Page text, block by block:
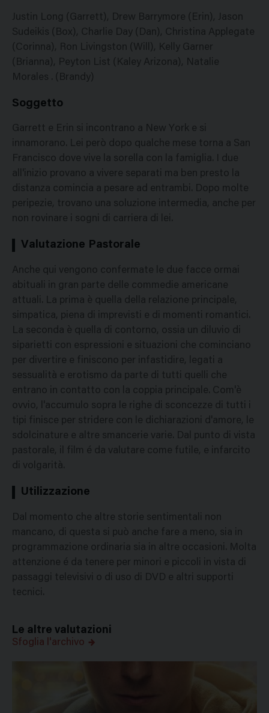
Justin Long (Garrett), Drew Barrymore (Erin), Jason
Sudeikis (Box), Charlie Day (Dan), Christina Applegate
(Corinna), Ron Livingston (Will), Kelly Garner
(Brianna), Peyton List (Kaley Arizona), Natalie
Morales . (Brandy)
Soggetto
Garrett e Erin si incontrano a New York e si
innamorano. Lei però dopo qualche mese torna a San
Francisco dove vive la sorella con la famiglia. I due
all'inizio provano a vivere separati ma ben presto la
distanza comincia a pesare ad entrambi. Dopo molte
peripezie, trovano una soluzione intermedia, anche per
non rovinare i sogni di carriera di lei.
Valutazione Pastorale
Anche qui vengono confermate le due facce ormai
abituali in gran parte delle commedie americane
attuali. La prima è quella della relazione principale,
simpatica, piena di imprevisti e di momenti romantici.
La seconda è quella di contorno, ossia un diluvio di
siparietti con espressioni e situazioni che cominciano
per divertire e finiscono per infastidire, legati a
sessualità e erotismo da parte di tutti quelli che
entrano in contatto con la coppia principale. Com'è
ovvio, l'accumulo sopra le righe di sconcezze di tutti i
tipi finisce per stridere con le dichiarazioni d'amore, le
sdolcinature e altre smancerie varie. Dal punto di vista
pastorale, il film é da valutare come futile, e infarcito
di volgarità.
Utilizzazione
Dal momento che altre storie sentimentali non
mancano, di questa si può anche fare a meno, sia in
programmazione ordinaria sia in altre occasioni. Molta
attenzione é da tenere per minori e piccoli in vista di
passaggi televisivi o di uso di DVD e altri supporti
tecnici.
Le altre valutazioni
Sfoglia l'archivo